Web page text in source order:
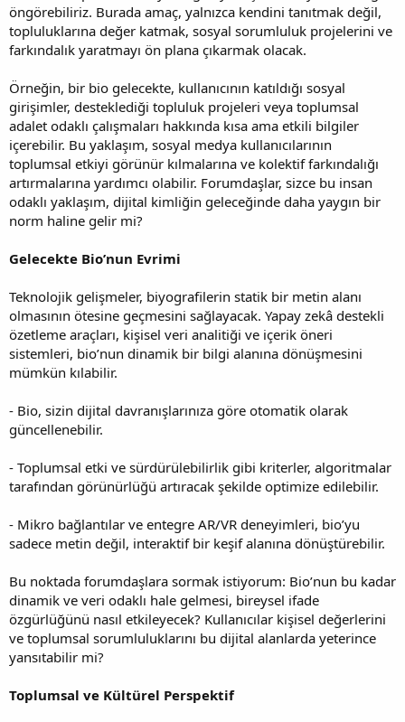
öngörebiliriz. Burada amaç, yalnızca kendini tanıtmak değil,
topluluklarına değer katmak, sosyal sorumluluk projelerini ve
farkındalık yaratmayı ön plana çıkarmak olacak.
Örneğin, bir bio gelecekte, kullanıcının katıldığı sosyal
girişimler, desteklediği topluluk projeleri veya toplumsal
adalet odaklı çalışmaları hakkında kısa ama etkili bilgiler
içerebilir. Bu yaklaşım, sosyal medya kullanıcılarının
toplumsal etkiyi görünür kılmalarına ve kolektif farkındalığı
artırmalarına yardımcı olabilir. Forumdaşlar, sizce bu insan
odaklı yaklaşım, dijital kimliğin geleceğinde daha yaygın bir
norm haline gelir mi?
Gelecekte Bio’nun Evrimi
Teknolojik gelişmeler, biyografilerin statik bir metin alanı
olmasının ötesine geçmesini sağlayacak. Yapay zekâ destekli
özetleme araçları, kişisel veri analitiği ve içerik öneri
sistemleri, bio’nun dinamik bir bilgi alanına dönüşmesini
mümkün kılabilir.
- Bio, sizin dijital davranışlarınıza göre otomatik olarak
güncellenebilir.
- Toplumsal etki ve sürdürülebilirlik gibi kriterler, algoritmalar
tarafından görünürlüğü artıracak şekilde optimize edilebilir.
- Mikro bağlantılar ve entegre AR/VR deneyimleri, bio’yu
sadece metin değil, interaktif bir keşif alanına dönüştürebilir.
Bu noktada forumdaşlara sormak istiyorum: Bio’nun bu kadar
dinamik ve veri odaklı hale gelmesi, bireysel ifade
özgürlüğünü nasıl etkileyecek? Kullanıcılar kişisel değerlerini
ve toplumsal sorumluluklarını bu dijital alanlarda yeterince
yansıtabilir mi?
Toplumsal ve Kültürel Perspektif